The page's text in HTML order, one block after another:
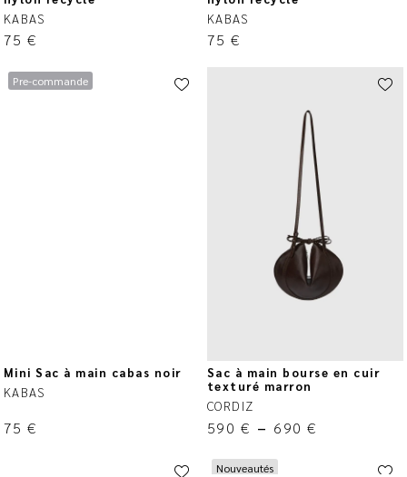
KABAS
75€
KABAS
75€
Pre-commande
Mini Sac à main cabas noir
KABAS
75€
Sac à main bourse en cuir
texturé marron
CORDIZ
590 € – 690€
Nouveautés